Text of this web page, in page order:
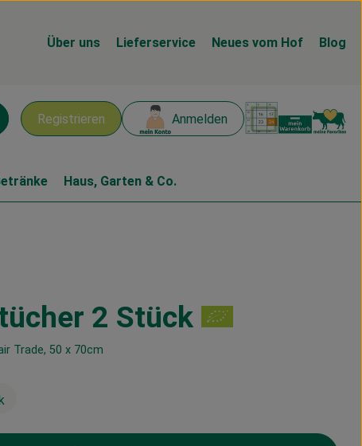
Über uns Lieferservice Neues vom Hof Blog
Registrieren Anmelden
Haus, Garten & Co.
2 Stück
Trade, 50 x 70cm